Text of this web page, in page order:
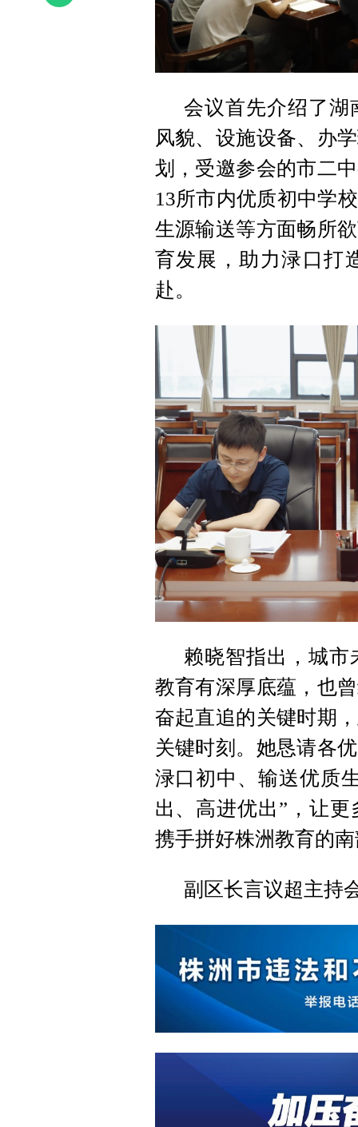
会议首先介绍了湖
风貌、设施设备、办
划，受邀参会的市二
13所市内优质初中学
生源输送等方面畅所
育发展，助力渌口打
赴。
赖晓智指出，城
教育有深厚底蕴，也
奋起直追的关键时期
关键时刻。她恳请各
渌口初中、输送优质
出、高进优出”，让
携手拼好株洲教育的
副区长言议超主持